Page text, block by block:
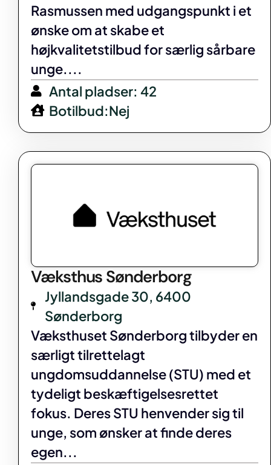
Rasmussen med udgangspunkt i et
ønske om at skabe et
højkvalitetstilbud for særlig sårbare
unge....
Antal pladser: 42
Botilbud:Nej
Væksthus Sønderborg
Jyllandsgade 30, 6400
Sønderborg
Væksthuset Sønderborg tilbyder en
særligt tilrettelagt
ungdomsuddannelse (STU) med et
tydeligt beskæftigelsesrettet
fokus. Deres STU henvender sig til
unge, som ønsker at finde deres
egen...